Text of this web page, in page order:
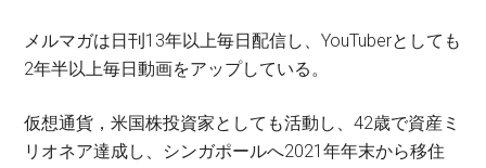
メルマガは日刊13年以上毎日配信し、YouTuberとしても
2年半以上毎日動画をアップしている。
仮想通貨，米国株投資家としても活動し、42歳で資産ミ
リオネア達成し、シンガポールへ2021年年末から移住